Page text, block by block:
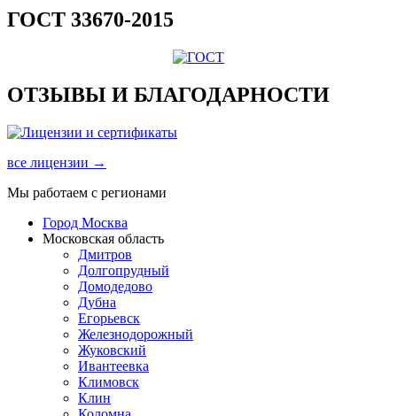
ГОСТ 33670-2015
ОТЗЫВЫ И БЛАГОДАРНОСТИ
все лицензии →
Мы работаем с регионами
Город Москва
Московская область
Дмитров
Долгопрудный
Домодедово
Дубна
Егорьевск
Железнодорожный
Жуковский
Ивантеевка
Климовск
Клин